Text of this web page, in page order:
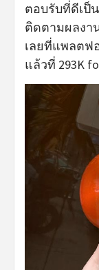
ตอบรับที่ดีเป็
ติดตามผลงา
เลยที่แพลตฟ
แล้วที่ 293K